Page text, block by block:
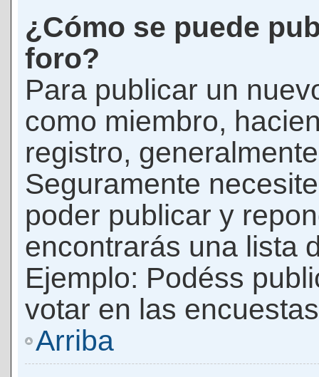
¿Cómo se puede
foro?
Para publicar un
como miembro,
registro,
Seguramente
poder publicar y
encontrarás una lista
Ejemplo: Podéss
votar en las
Arriba